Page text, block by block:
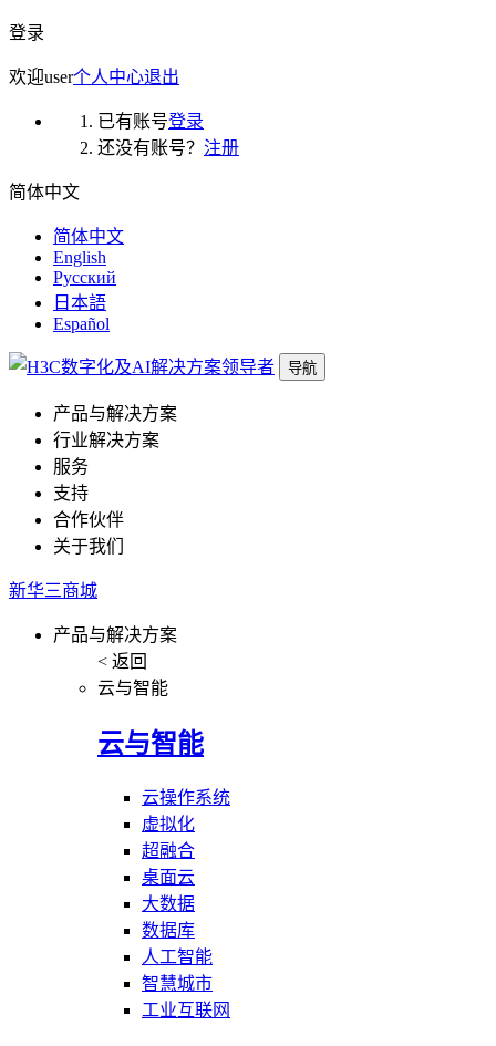
登录
欢迎user个人中心退出
已有账号登录
还没有账号？ 注册
简体中文
简体中文
English
Русский
日本語
Español
导航
产品与解决方案
行业解决方案
服务
支持
合作伙伴
关于我们
新华三商城
产品与解决方案
< 返回
云与智能
云与智能
云操作系统
虚拟化
超融合
桌面云
大数据
数据库
人工智能
智慧城市
工业互联网